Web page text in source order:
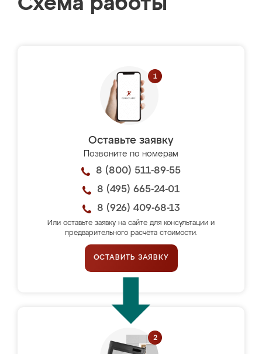
Оставьте заявку
Позвоните по номерам
8 (800) 511-89-55
8 (495) 665-24-01
8 (926) 409-68-13
Или оставьте заявку на сайте для консультации и
предварительного расчёта стоимости.
ОСТАВИТЬ ЗАЯВКУ